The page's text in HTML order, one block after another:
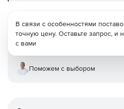
В связи с особенностями
точную цену. Оставьте запрос,
с вами
Поможем с выбором